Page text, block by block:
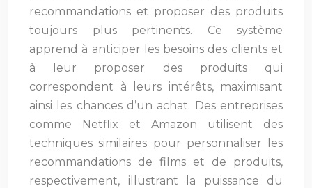
recommandations et proposer des produits
toujours plus pertinents. Ce système
apprend à anticiper les besoins des clients et
à leur proposer des produits qui
correspondent à leurs intérêts, maximisant
ainsi les chances d’un achat. Des entreprises
comme Netflix et Amazon utilisent des
techniques similaires pour personnaliser les
recommandations de films et de produits,
respectivement, illustrant la puissance du